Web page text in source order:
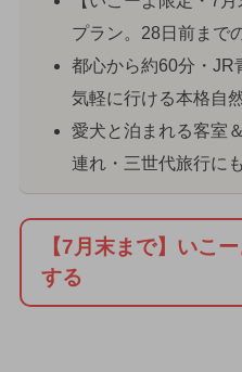
プラン。28日前まで
都心から約60分・JR
気軽に行ける本格自
愛犬と泊まれる客室
連れ・三世代旅行に
【7月末まで】いこ
する